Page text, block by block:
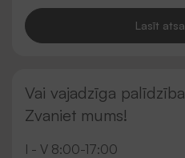
Lasīt
Vai vajadzīga
Zvaniet mums!
I - V 8:00-17:00